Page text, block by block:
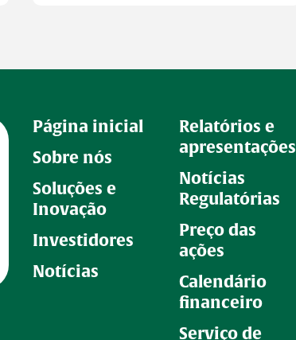
Página inicial
Sobre nós
Soluções e
Inovação
Investidores
Notícias
Relatórios e
apresentações
Notícias
Regulatórias
Preço das
ações
Calendário
financeiro
Serviço de